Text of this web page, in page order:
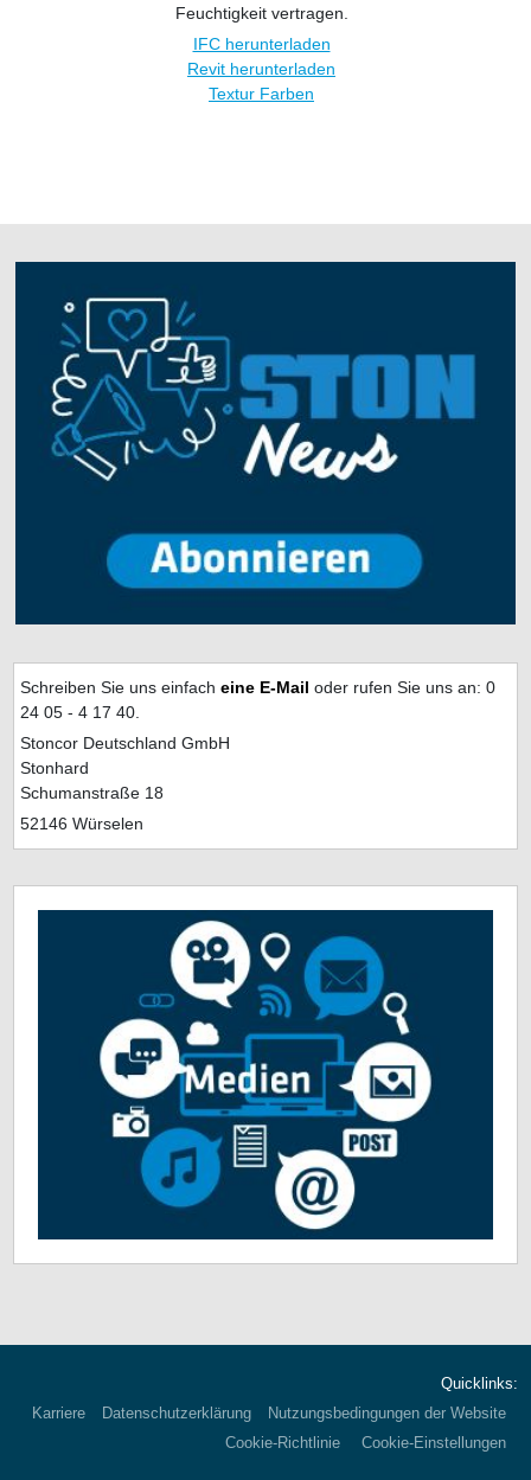
Feuchtigkeit vertragen.
IFC herunterladen
Revit herunterladen
Textur Farben
Schreiben Sie uns einfacheine E-Mail oder rufen Sie uns an: 0
24 05 - 4 17 40.
Stoncor Deutschland GmbH
Stonhard
Schumanstraße 18
52146 Würselen
Quicklinks:
Karriere
Datenschutzerklärung
Nutzungsbedingungen der Website
Cookie-Richtlinie
Cookie-Einstellungen